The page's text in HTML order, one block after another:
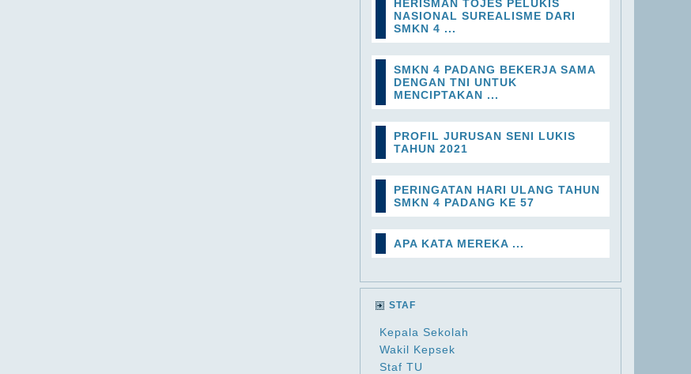
HERISMAN TOJES PELUKIS
NASIONAL SUREALISME DARI
SMKN 4 ...
SMKN 4 PADANG BEKERJA SAMA
DENGAN TNI UNTUK
MENCIPTAKAN ...
PROFIL JURUSAN SENI LUKIS
TAHUN 2021
PERINGATAN HARI ULANG TAHUN
SMKN 4 PADANG KE 57
APA KATA MEREKA ...
STAF
Kepala Sekolah
Wakil Kepsek
Staf TU